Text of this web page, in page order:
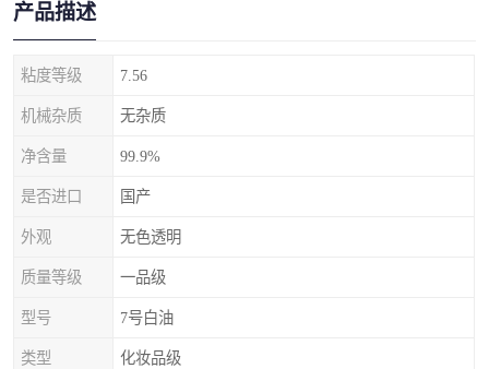
产品描述
粘度等级 7.56
机械杂质 无杂质
净含量 99.9%
是否进口 国产
外观 无色透明
质量等级 一品级
型号 7号白油
类型 化妆品级